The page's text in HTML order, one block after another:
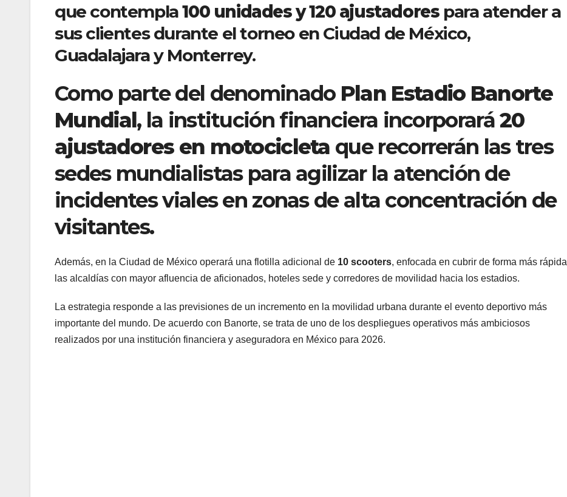
que contempla100 unidades y 120 ajustadorespara atender a
sus clientes durante el torneo en Ciudad de México,
Guadalajara y Monterrey.
Como parte del denominado Plan Estadio Banorte
Mundial, la institución financiera incorporará20
ajustadores en motocicleta que recorrerán las tres
sedes mundialistas para agilizar la atención de
incidentes viales en zonas de alta concentración de
visitantes.
Además, en la Ciudad de México operará una flotilla adicional de 10 scooters, enfocada en cubrir de forma más rápida
las alcaldías con mayor afluencia de aficionados, hoteles sede y corredores de movilidad hacia los estadios.
La estrategia responde a las previsiones de un incremento en la movilidad urbana durante el evento deportivo más
importante del mundo. De acuerdo con Banorte, se trata de uno de los despliegues operativos más ambiciosos
realizados por una institución financiera y aseguradora en México para 2026.